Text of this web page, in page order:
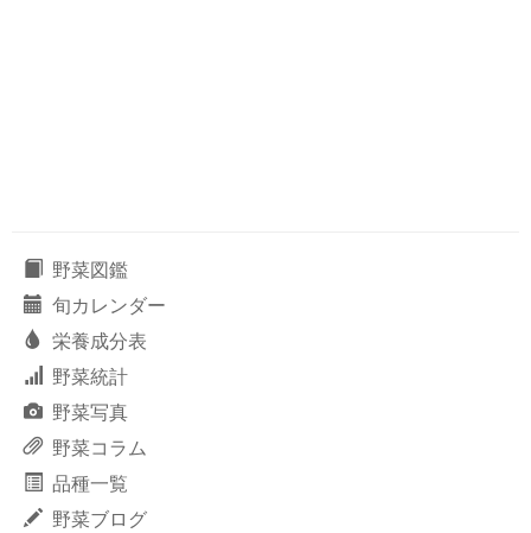
野菜図鑑
旬カレンダー
栄養成分表
野菜統計
野菜写真
野菜コラム
品種一覧
野菜ブログ